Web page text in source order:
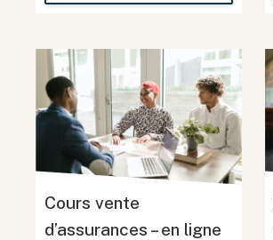
Cours vente
d’assurances – en ligne